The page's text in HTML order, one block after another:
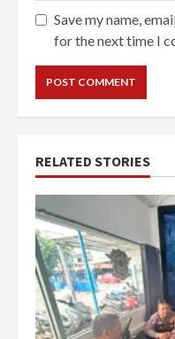
Save my name,
for the next time I
RELATED STORIES